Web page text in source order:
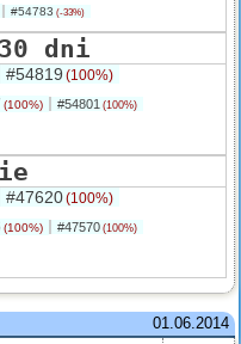
#54783 (-33%)
dni
#54819 (100%)
(100%) #54801 (100%)
#47620(100%)
(100%) #47570 (100%)
01.06.2014